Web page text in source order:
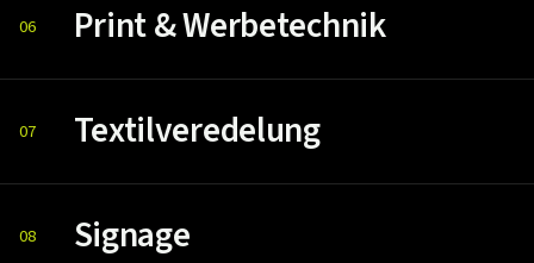
06 Print & Werbetechnik
07 Textilveredelung
08 Signage